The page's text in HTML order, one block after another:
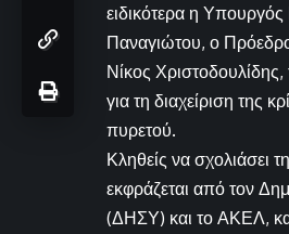
ειδικότερα η
Παναγιώτου, ο
Νίκος
για τη διαχείριση της
πυρετού.
Κληθείς να σχολιάσει
εκφράζεται από τον
(ΔΗΣΥ) και το ΑΚΕΛ,